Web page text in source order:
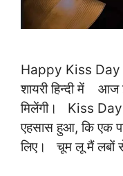
Happy Kiss
शायरी हिन्दी में आज
मिलेंगी। Kiss Day
एहसास हुआ, कि एक
लिए। चूम लू मैं लबों